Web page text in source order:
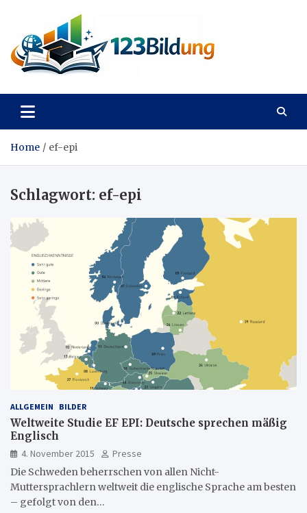
content
123Bildung
Home ef-epi
Schlagwort: ef-epi
ALLGEMEIN BILDER
Weltweite Studie EF EPI: Deutsche sprechen mäßig
Englisch
4. November 2015
Presse
Die Schweden beherrschen von allen Nicht-
Muttersprachlern weltweit die englische Sprache am besten
– gefolgt von den…